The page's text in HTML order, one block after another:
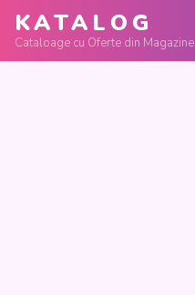
KATALOG
Cataloage cu Oferte din Magazine